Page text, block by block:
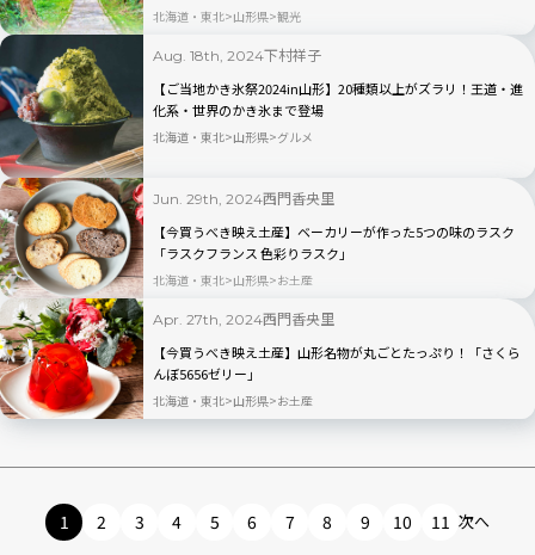
北海道・東北 山形県 観光
Aug. 18th, 2024下村祥子
【ご当地かき氷祭2024in山形】20種類以上がズラリ！王道・進
化系・世界のかき氷まで登場
北海道・東北 山形県 グルメ
Jun. 29th, 2024西門香央里
【今買うべき映え土産】ベーカリーが作った5つの味のラスク
「ラスクフランス 色彩りラスク」
北海道・東北 山形県 お土産
Apr. 27th, 2024西門香央里
【今買うべき映え土産】山形名物が丸ごとたっぷり！「さくら
んぼ5656ゼリー」
北海道・東北 山形県 お土産
1 2 3 4 5 6 7 8 9 10 11 次へ